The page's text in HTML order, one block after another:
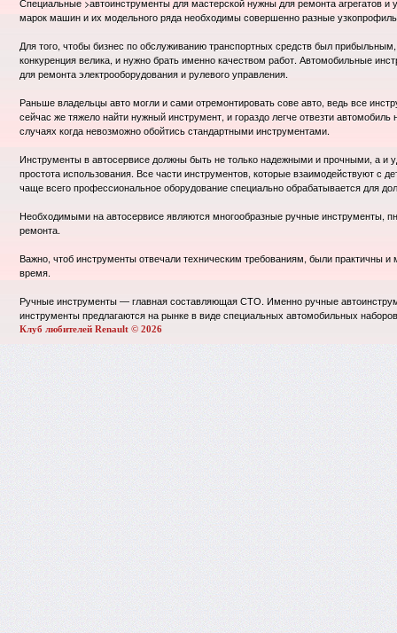
марок машин и их модельного ряда необходимы совершенно разные
Для того, чтобы бизнес по обслуживанию транспортных средств был
конкуренция велика, и нужно брать именно качеством работ. Автомобильные
для ремонта электрооборудования и рулевого управления.
Раньше владельцы авто могли и сами отремонтировать сове авто, ведь все
сейчас же тяжело найти нужный инструмент, и гораздо легче отвезти
случаях когда невозможно обойтись стандартными инструментами.
Инструменты в автосервисе должны быть не только надежными и прочными, а и
простота использования. Все части инструментов, которые взаимодействуют
чаще всего профессиональное оборудование специально обрабатывается для
Необходимыми на автосервисе являются многообразные ручные инструменты,
ремонта.
Важно, чтоб инструменты отвечали техническим требованиям, были практичны
время.
Ручные инструменты — главная составляющая СТО. Именно ручные
инструменты предлагаются на рынке в виде специальных автомобильных
Клуб любителей Renault © 2026